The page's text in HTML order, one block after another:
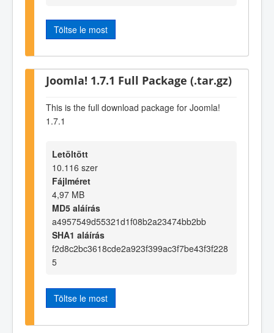
Töltse le most
Joomla! 1.7.1 Full Package (.tar.gz)
This is the full download package for Joomla!
1.7.1
Letöltött
10.116 szer
Fájlméret
4,97 MB
MD5 aláírás
a4957549d55321d1f08b2a23474bb2bb
SHA1 aláírás
f2d8c2bc3618cde2a923f399ac3f7be43f3f228
5
Töltse le most